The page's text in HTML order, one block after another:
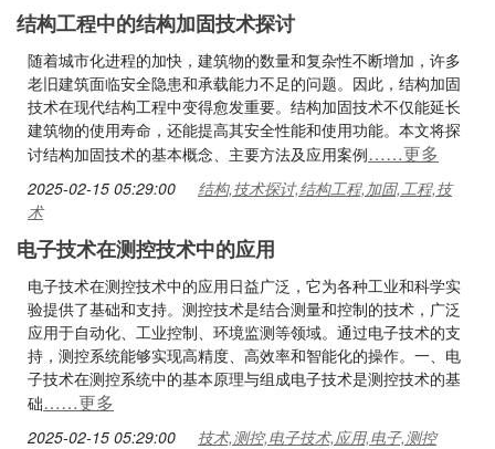
结构工程中的结构加固技术探讨
随着城市化进程的加快，建筑物的数量和复杂性不断增加，许多
老旧建筑面临安全隐患和承载能力不足的问题。因此，结构加固
技术在现代结构工程中变得愈发重要。结构加固技术不仅能延长
建筑物的使用寿命，还能提高其安全性能和使用功能。本文将探
讨结构加固技术的基本概念、主要方法及应用案例……更多
2025-02-15 05:29:00
结构,技术探讨,结构工程,加固,工程,技
术
电子技术在测控技术中的应用
电子技术在测控技术中的应用日益广泛，它为各种工业和科学实
验提供了基础和支持。测控技术是结合测量和控制的技术，广泛
应用于自动化、工业控制、环境监测等领域。通过电子技术的支
持，测控系统能够实现高精度、高效率和智能化的操作。一、电
子技术在测控系统中的基本原理与组成电子技术是测控技术的基
础……更多
2025-02-15 05:29:00 技术,测控,电子技术,应用,电子,测控